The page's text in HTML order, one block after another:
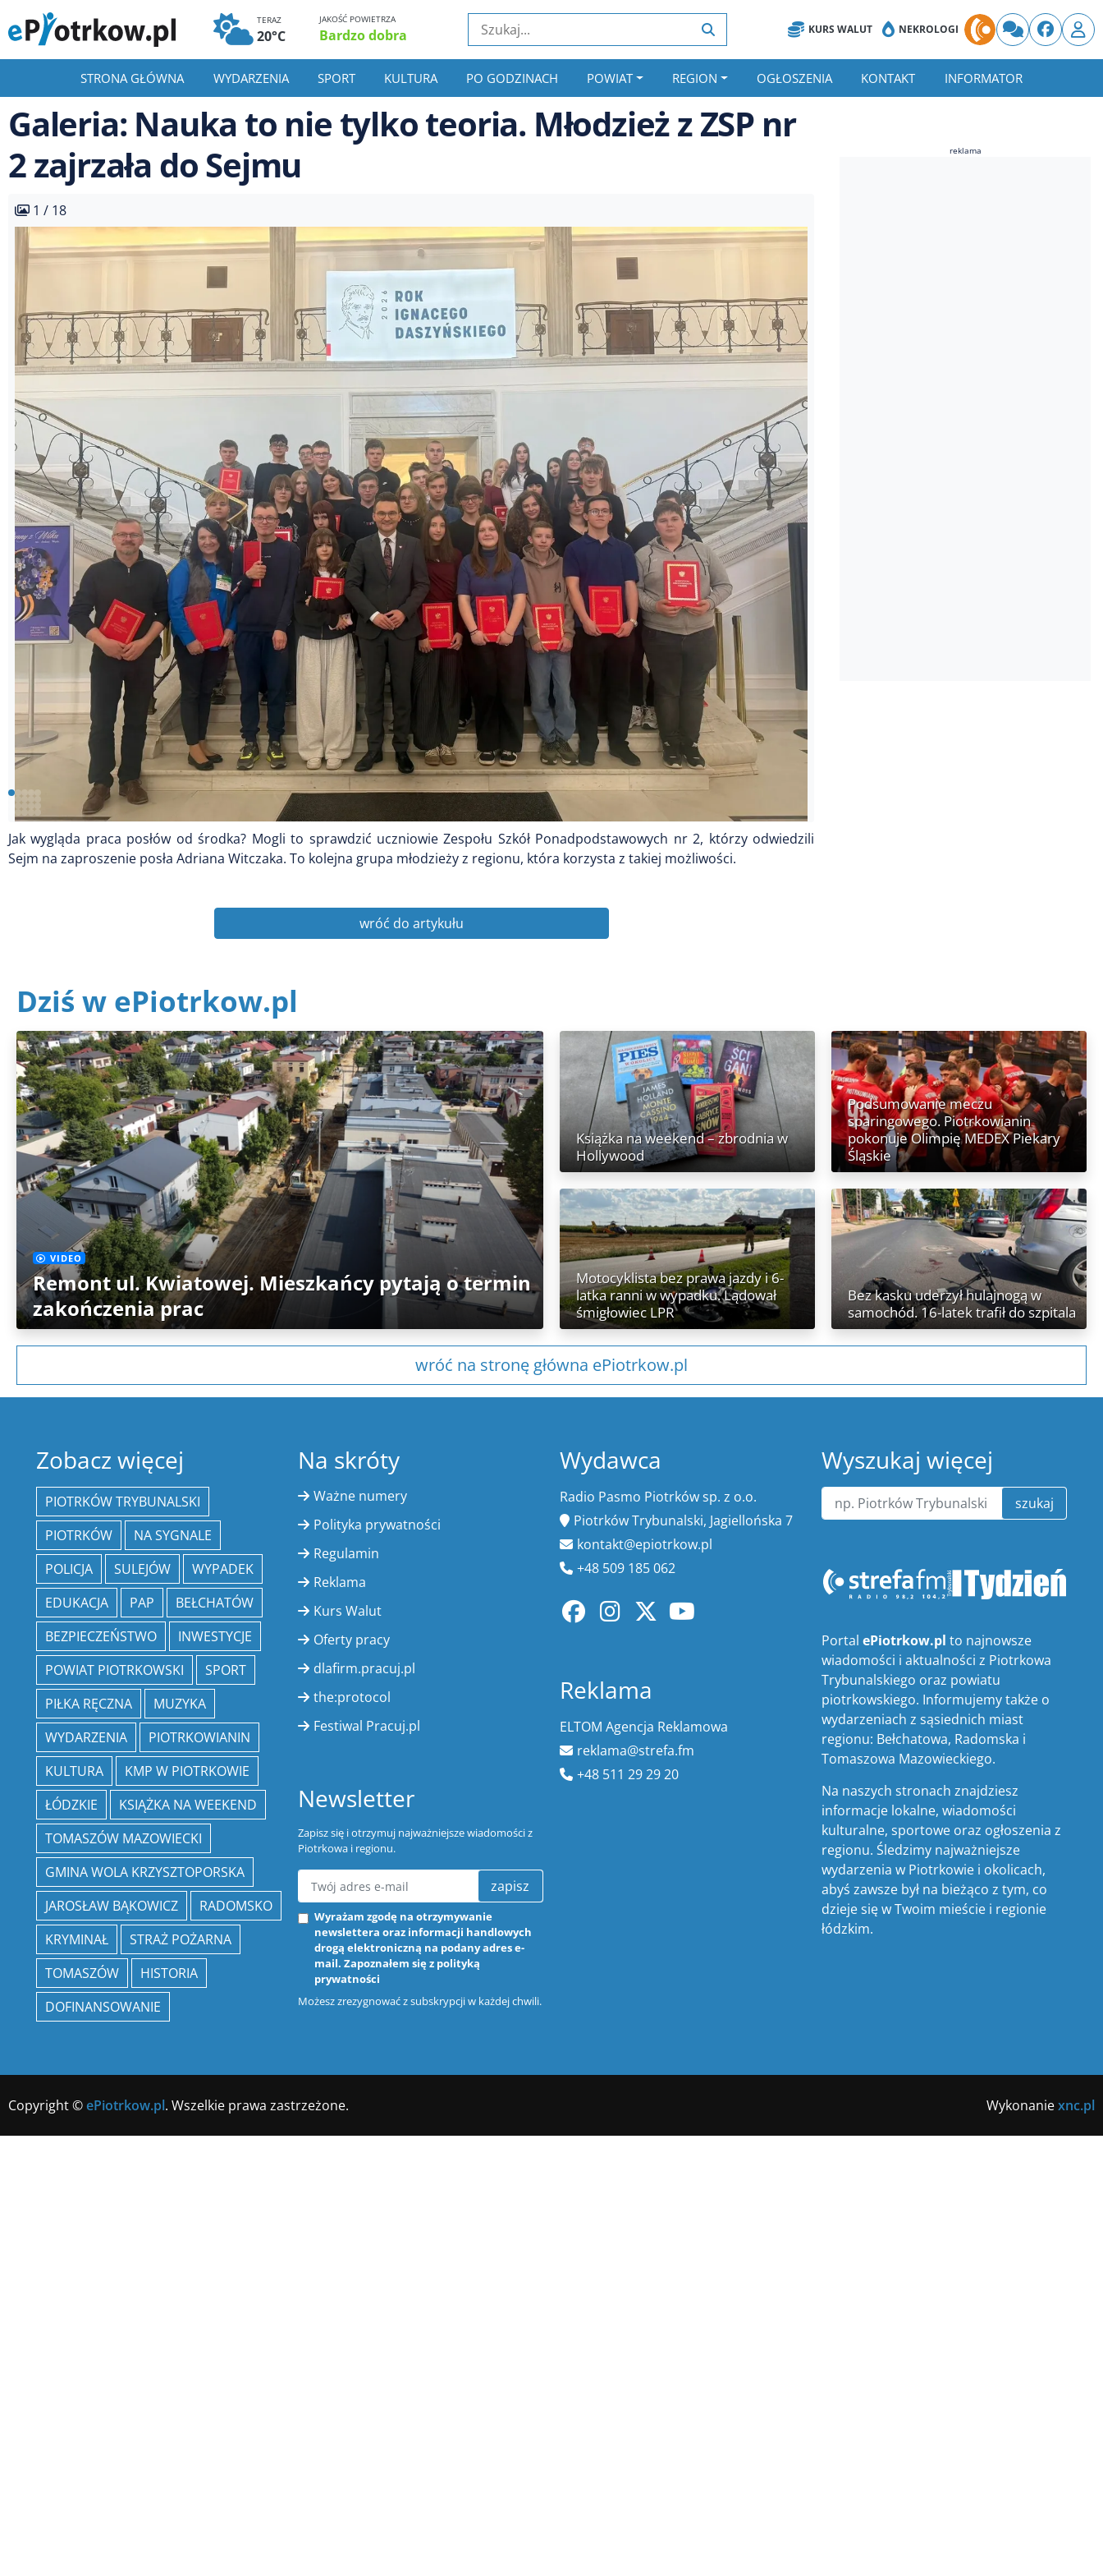
TERAZ
20°C
JAKOŚĆ POWIETRZA
Bardzo dobra KURS WALUT NEKROLOGI
STRONA GŁÓWNA WYDARZENIA SPORT KULTURA PO GODZINACH POWIAT REGION OGŁOSZENIA KONTAKT INFORMATOR
Galeria: Nauka to nie tylko teoria. Młodzież z ZSP nr
2 zajrzała do Sejmu
1 / 18
Jak wygląda praca posłów od środka? Mogli to sprawdzić uczniowie Zespołu Szkół Ponadpodstawowych nr 2, którzy odwiedzili
Sejm na zaproszenie posła Adriana Witczaka. To kolejna grupa młodzieży z regionu, która korzysta z takiej możliwości.
wróć do artykułu
reklama
Dziś w ePiotrkow.pl
VIDEO
Remont ul. Kwiatowej. Mieszkańcy pytają o termin
zakończenia prac
Książka na weekend – zbrodnia w
Hollywood
Podsumowanie meczu
sparingowego. Piotrkowianin
pokonuje Olimpię MEDEX Piekary
Śląskie
Motocyklista bez prawa jazdy i 6-
latka ranni w wypadku. Lądował
śmigłowiec LPR
Bez kasku uderzył hulajnogą w
samochód. 16-latek trafił do szpitala
wróć na stronę główna ePiotrkow.pl
Zobacz więcej
PIOTRKÓW TRYBUNALSKI
PIOTRKÓW
NA SYGNALE
POLICJA
SULEJÓW
WYPADEK
EDUKACJA
PAP
BEŁCHATÓW
BEZPIECZEŃSTWO
INWESTYCJE
POWIAT PIOTRKOWSKI
SPORT
PIŁKA RĘCZNA
MUZYKA
WYDARZENIA
PIOTRKOWIANIN
KULTURA
KMP W PIOTRKOWIE
ŁÓDZKIE
KSIĄŻKA NA WEEKEND
TOMASZÓW MAZOWIECKI
GMINA WOLA KRZYSZTOPORSKA
JAROSŁAW BĄKOWICZ
RADOMSKO
KRYMINAŁ
STRAŻ POŻARNA
TOMASZÓW
HISTORIA
DOFINANSOWANIE
Na skróty
Ważne numery
Polityka prywatności
Regulamin
Reklama
Kurs Walut
Oferty pracy
dlafirm.pracuj.pl
the:protocol
Festiwal Pracuj.pl
Newsletter
Zapisz się i otrzymuj najważniejsze wiadomości z
Piotrkowa i regionu.
zapisz
Wyrażam zgodę na otrzymywanie
newslettera oraz informacji handlowych
drogą elektroniczną na podany adres e-
mail. Zapoznałem się z polityką
prywatności
Możesz zrezygnować z subskrypcji w każdej chwili.
Wydawca
Radio Pasmo Piotrków sp. z o.o.
Piotrków Trybunalski, Jagiellońska 7
kontakt@epiotrkow.pl
+48 509 185 062
Reklama
ELTOM Agencja Reklamowa
reklama@strefa.fm
+48 511 29 29 20
Wyszukaj więcej
szukaj
PortalePiotrkow.pl to najnowsze
wiadomości i aktualności z Piotrkowa
Trybunalskiego oraz powiatu
piotrkowskiego. Informujemy także o
wydarzeniach z sąsiednich miast
regionu: Bełchatowa, Radomska i
Tomaszowa Mazowieckiego.
Na naszych stronach znajdziesz
informacje lokalne, wiadomości
kulturalne, sportowe oraz ogłoszenia z
regionu. Śledzimy najważniejsze
wydarzenia w Piotrkowie i okolicach,
abyś zawsze był na bieżąco z tym, co
dzieje się w Twoim mieście i regionie
łódzkim.
Copyright ©ePiotrkow.pl. Wszelkie prawa zastrzeżone. Wykonaniexnc.pl